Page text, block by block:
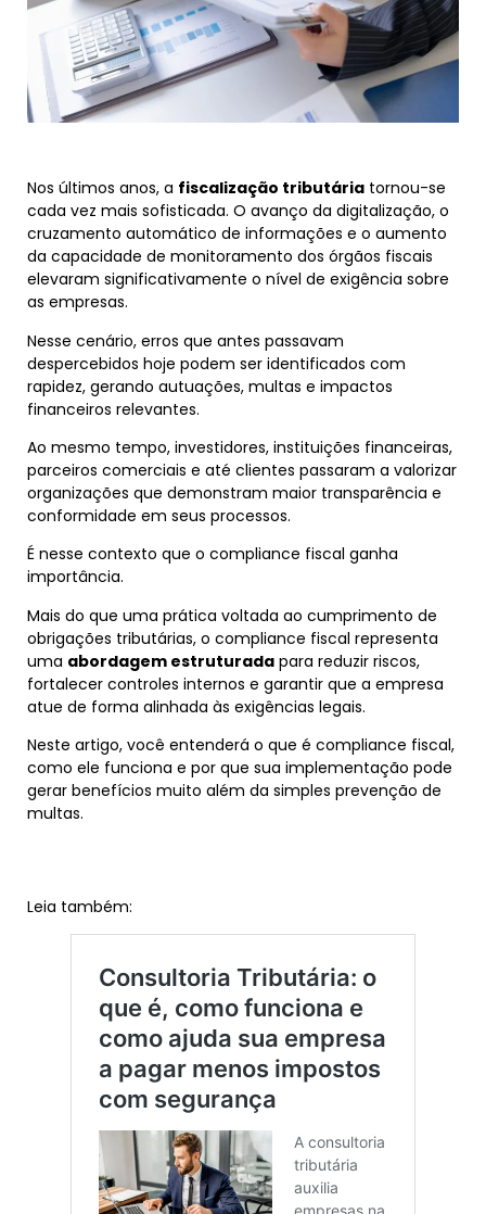
Nos últimos anos, a fiscalização tributária tornou-se
cada vez mais sofisticada. O avanço da digitalização, o
cruzamento automático de informações e o aumento
da capacidade de monitoramento dos órgãos fiscais
elevaram significativamente o nível de exigência sobre
as empresas.
Nesse cenário, erros que antes passavam
despercebidos hoje podem ser identificados com
rapidez, gerando autuações, multas e impactos
financeiros relevantes.
Ao mesmo tempo, investidores, instituições financeiras,
parceiros comerciais e até clientes passaram a valorizar
organizações que demonstram maior transparência e
conformidade em seus processos.
É nesse contexto que o compliance fiscal ganha
importância.
Mais do que uma prática voltada ao cumprimento de
obrigações tributárias, o compliance fiscal representa
uma abordagem estruturada para reduzir riscos,
fortalecer controles internos e garantir que a empresa
atue de forma alinhada às exigências legais.
Neste artigo, você entenderá o que é compliance fiscal,
como ele funciona e por que sua implementação pode
gerar benefícios muito além da simples prevenção de
multas.
Leia também: